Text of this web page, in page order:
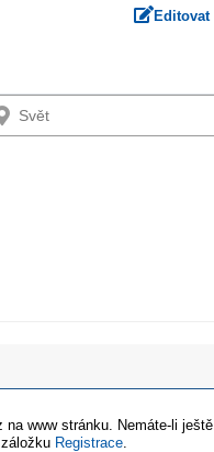
Editovat
www stránku. Nemáte-li ještě
Registrace